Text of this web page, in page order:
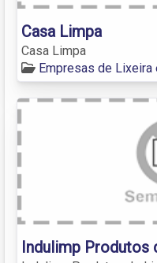
Casa Limpa
Casa Limpa
Empresas de Lixeira
Indulimp Produtos